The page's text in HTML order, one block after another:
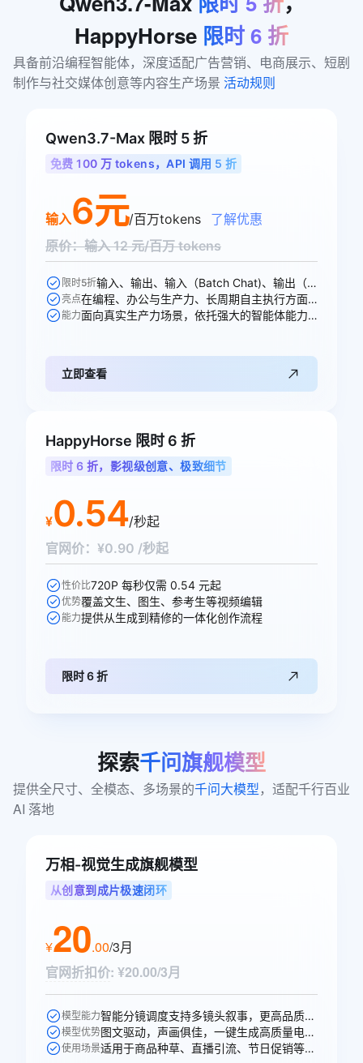
HappyHorse 限时 6 折
具备前沿编程智能体，深度适配广告营销、电商展示、短剧
制作与社交媒体创意等内容生产场景 活动规则
Qwen3.7-Max 限时 5 折
免费 100 万 tokens，API 调用 5 折
输入6元/百万tokens
了解优惠
原价：输入 12 元/百万 tokens
限时5折 输入、输出、输入（Batch Chat)、输出（Batch Chat)、显式缓存创建、显式缓存命中 6 个模型计费价格可参与活动
亮点 在编程、办公与生产力、长周期自主执行方面均能出色胜任各项任务
能力 面向真实生产力场景，依托强大的智能体能力，全面重塑专业工作流
立即查看
HappyHorse 限时 6 折
限时 6 折，影视级创意、极致细节
¥0.54/秒起
官网价：¥0.90 /秒起
性价比720P 每秒仅需 0.54 元起
优势覆盖文生、图生、参考生等视频编辑
能力提供从生成到精修的一体化创作流程
限时 6 折
探索千问旗舰模型
提供全尺寸、全模态、多场景的千问大模型，适配千行百业
AI 落地
万相-视觉生成旗舰模型
从创意到成片极速闭环
¥20.00/3月
官网折扣价: ¥20.00/3月
模型能力 智能分镜调度支持多镜头叙事，更高品质的声音生成，多人稳定对话。
模型优势 图文驱动，声画俱佳，一键生成高质量电商、广告场景视频。
使用场景 适用于商品种草、直播引流、节日促销等电商、广告、短剧视频创作场景。